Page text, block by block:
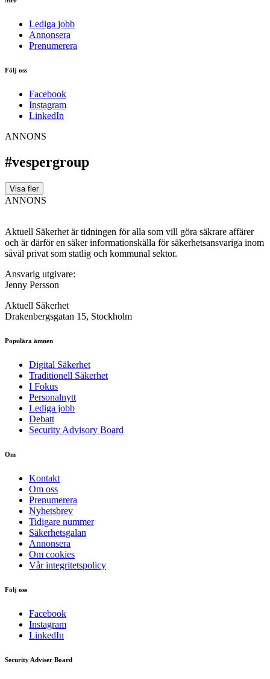
Lediga jobb
Annonsera
Prenumerera
Följ oss
Facebook
Instagram
LinkedIn
ANNONS
#vespergroup
Visa fler
ANNONS
Aktuell Säkerhet är tidningen för alla som vill göra säkrare affärer
och är därför en säker informationskälla för säkerhets­ansvariga inom
såväl privat som statlig och kommunal sektor.
Ansvarig utgivare:
Jenny Persson
Aktuell Säkerhet
Drakenbergsgatan 15, Stockholm
Populära ämnen
Digital Säkerhet
Traditionell Säkerhet
I Fokus
Personalnytt
Lediga jobb
Debatt
Security Advisory Board
Om
Kontakt
Om oss
Prenumerera
Nyhetsbrev
Tidigare nummer
Säkerhetsgalan
Annonsera
Om cookies
Vår integritetspolicy
Följ oss
Facebook
Instagram
LinkedIn
Security Adviser Board